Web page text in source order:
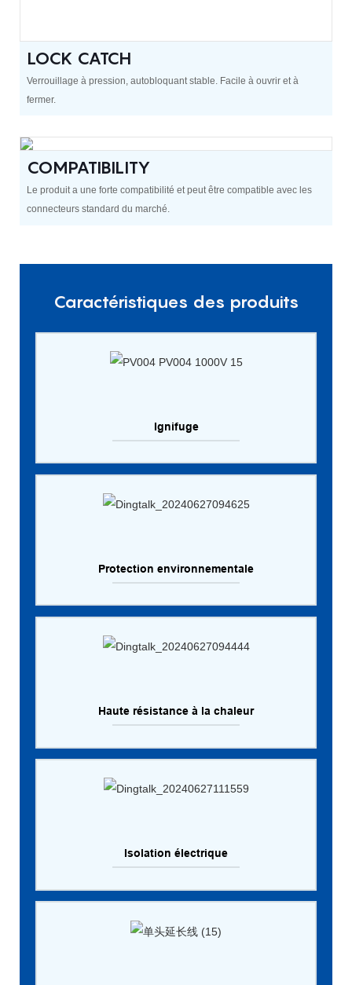
LOCK CATCH
Verrouillage à pression, autobloquant stable. Facile à ouvrir et à
fermer.
COMPATIBILITY
Le produit a une forte compatibilité et peut être compatible avec les
connecteurs standard du marché.
Caractéristiques des produits
Ignifuge
Protection environnementale
Haute résistance à la chaleur
Isolation électrique